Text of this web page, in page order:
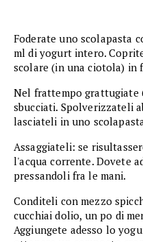
Foderate uno scolapasta
ml di yogurt intero.
scolare (in una ciotola) in
Nel frattempo grattugiate
sbucciati. Spolverizzateli
lasciateli in uno
Assaggiateli: se
l'acqua corrente. Dovete
pressandoli fra le mani.
Conditeli con mezzo
cucchiai dolio, un po di
Aggiungete adesso lo